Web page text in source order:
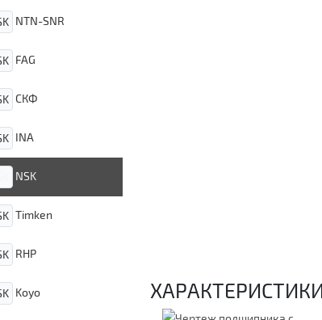
NTN-SNR
FAG
СКФ
INA
NSK
Timken
RHP
Koyo ХАРАКТЕРИСТИКИ